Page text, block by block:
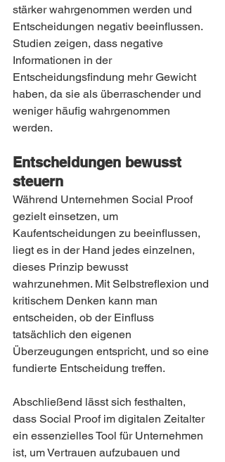
stärker wahrgenommen werden und
Entscheidungen negativ beeinflussen.
Studien zeigen, dass negative
Informationen in der
Entscheidungsfindung mehr Gewicht
haben, da sie als überraschender und
weniger häufig wahrgenommen
werden.
Entscheidungen bewusst
steuern
Während Unternehmen Social Proof
gezielt einsetzen, um
Kaufentscheidungen zu beeinflussen,
liegt es in der Hand jedes einzelnen,
dieses Prinzip bewusst
wahrzunehmen. Mit Selbstreflexion und
kritischem Denken kann man
entscheiden, ob der Einfluss
tatsächlich den eigenen
Überzeugungen entspricht, und so eine
fundierte Entscheidung treffen.
Abschließend lässt sich festhalten,
dass Social Proof im digitalen Zeitalter
ein essenzielles Tool für Unternehmen
ist, um Vertrauen aufzubauen und